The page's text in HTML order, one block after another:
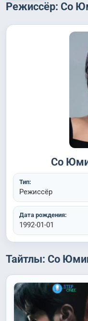
Режиссёр: Со
Со
Тип:
Режиссёр
Дата рождения:
1992-01-01
Тайтлы: Со